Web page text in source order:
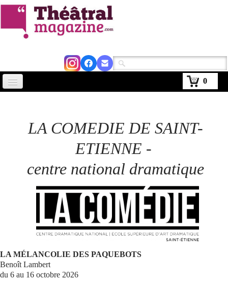
0
Abonnement ▼
LA COMEDIE DE SAINT-
ETIENNE -
centre national dramatique
LA MÉLANCOLIE DES PAQUEBOTS
Benoît Lambert
du 6 au 16 octobre 2026